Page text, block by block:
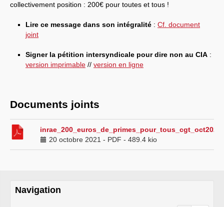
collectivement position : 200€ pour toutes et tous !
Lire ce message dans son intégralité : Cf. document
joint
Signer la pétition intersyndicale pour dire non au CIA :
version imprimable // version en ligne
Documents joints
20 octobre 2021 - PDF - 489.4 kio
Navigation